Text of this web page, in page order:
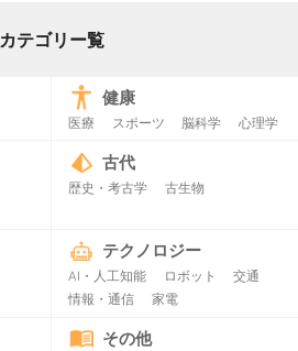
カテゴリー覧
健康
医療 スポーツ 脳科学 心理学
古代
歴史・考古学 古生物
テクノロジー
AI・人工知能 ロボット
交通
情報・通信
家電
その他